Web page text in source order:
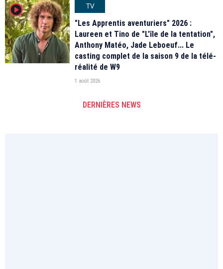
player2
TV
"Les Apprentis aventuriers" 2026 :
Laureen et Tino de "L'île de la tentation",
Anthony Matéo, Jade Leboeuf... Le
casting complet de la saison 9 de la télé-
réalité de W9
1 août 2026
DERNIÈRES NEWS